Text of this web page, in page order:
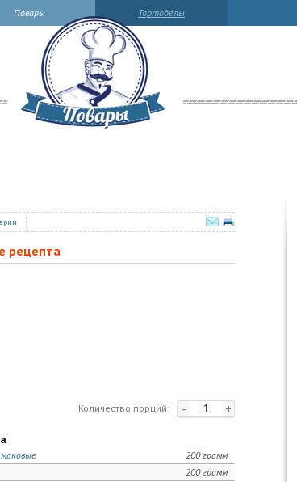
Тортоделы
Повары
рецепта
- +
Количество порций:
200 грамм
200 грамм